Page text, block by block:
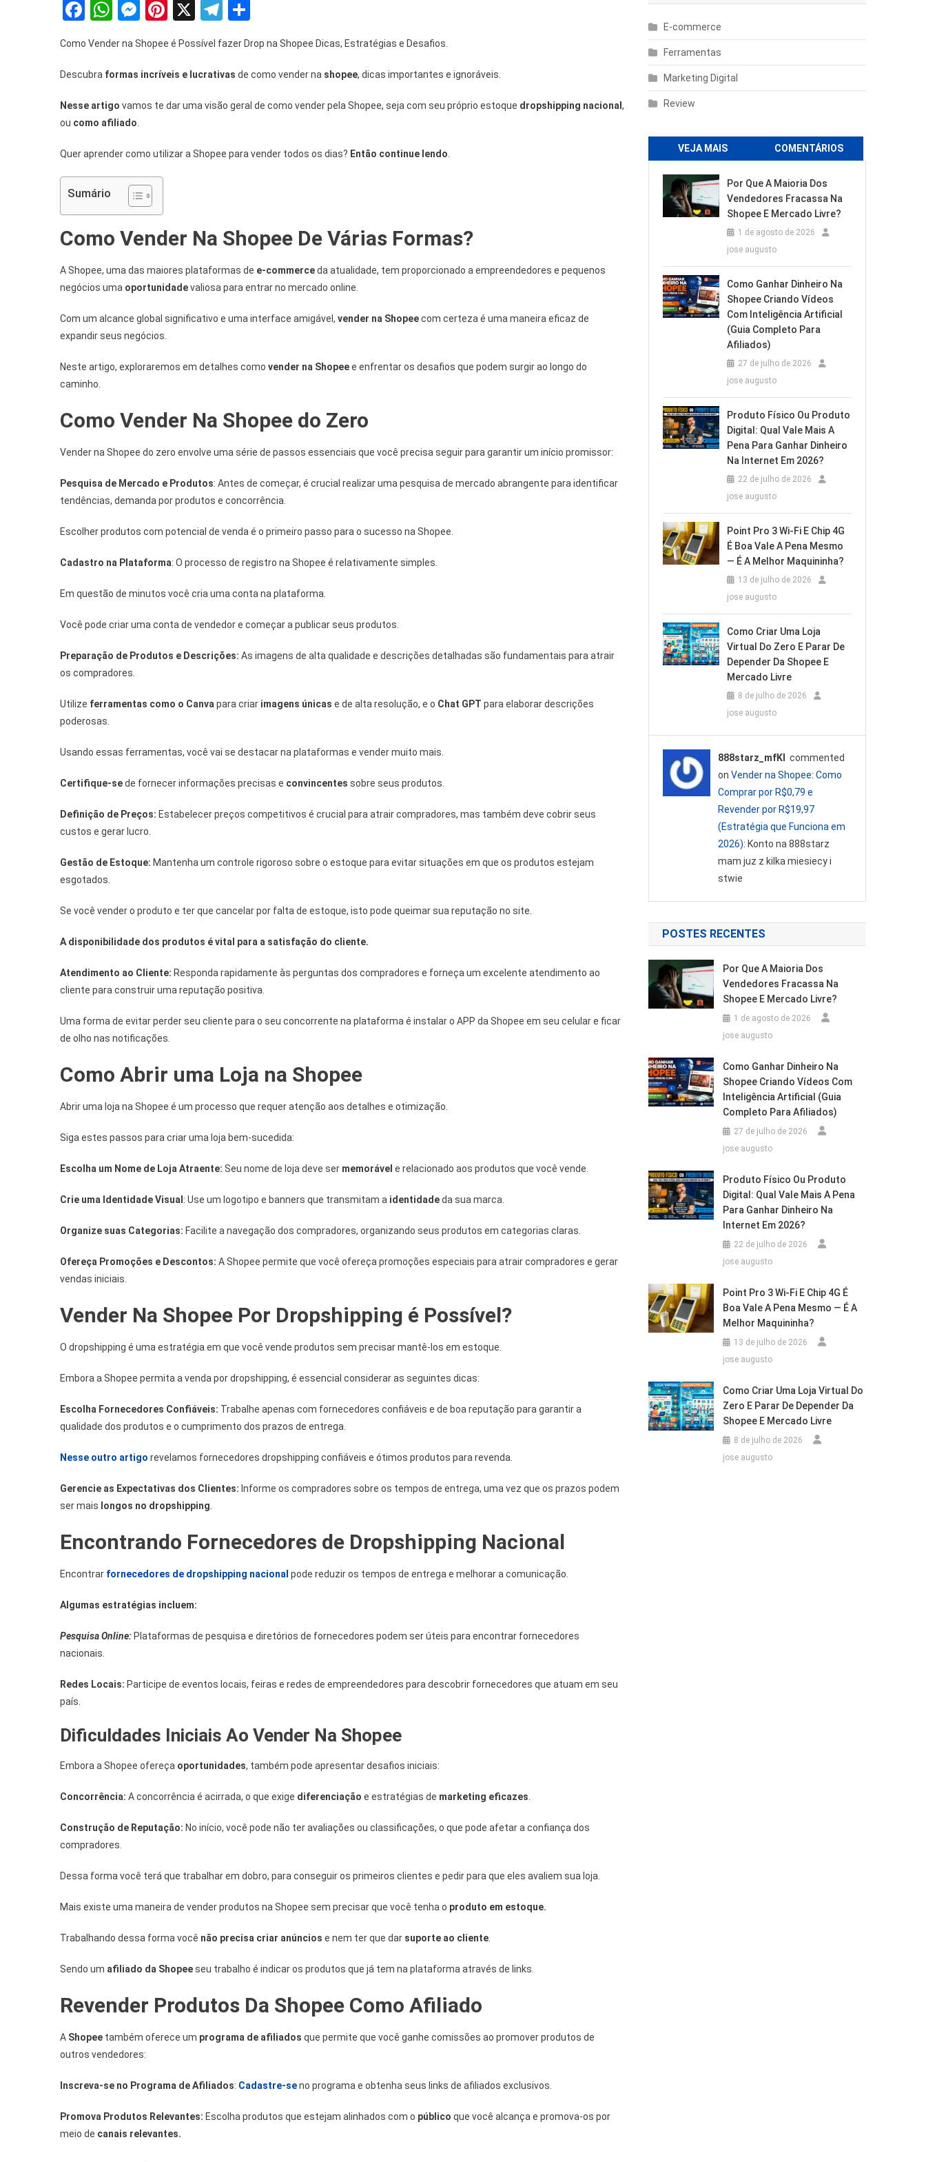
Facebook
WhatsApp
Messenger
Pinterest
X Telegram
Como Vender na Shopee é Possível fazer Drop na Shopee Dicas, Estratégias e Desafios.
Descubra formas incríveis e lucrativas de como vender na shopee, dicas importantes e ignoráveis.
Nesse artigo vamos te dar uma visão geral de como vender pela Shopee, seja com seu próprio estoque dropshipping nacional ,
ou como afiliado
Quer aprender como utilizar a Shopee para vender todos os dias? Então continue lendo
Sumário
Como Vender Na Shopee De Várias Formas?
A Shopee, uma das maiores plataformas de e-commerceda atualidade, tem proporcionado a empreendedores e pequenos
negócios uma oportunidadevaliosa para entrar no mercado online.
Com um alcance global significativo e uma interface amigável, vender na Shopeecom certeza é uma maneira eficaz de
expandir seus negócios.
Neste artigo, exploraremos em detalhes como vender na Shopeee enfrentar os desafios que podem surgir ao longo do
caminho.
Como Vender Na Shopee do Zero
Vender na Shopee do zero envolve uma série de passos essenciais que você precisa seguir para garantir um início promissor:
Pesquisa de Mercado e Produtos: Antes de começar, é crucial realizar uma pesquisa de mercado abrangente para identificar
tendências, demanda por produtos e concorrência.
Escolher produtos com potencial de venda é o primeiro passo para o sucesso na Shopee.
Cadastro na Plataforma: O processo de registro na Shopee é relativamente simples.
Em questão de minutos você cria uma conta na plataforma.
Você pode criar uma conta de vendedor e começar a publicar seus produtos.
Preparação de Produtos e Descrições: As imagens de alta qualidade e descrições detalhadas são fundamentais para atrair
os compradores.
Utilize ferramentas como o Canva para criar imagens únicas e de alta resolução, e o Chat GPT para elaborar descrições
poderosas.
Usando essas ferramentas, você vai se destacar na plataformas e vender muito mais.
Certifique-sede fornecer informações precisas e convincentes sobre seus produtos.
Definição de Preços: Estabelecer preços competitivos é crucial para atrair compradores, mas também deve cobrir seus
custos e gerar lucro.
Gestão de Estoque: Mantenha um controle rigoroso sobre o estoque para evitar situações em que os produtos estejam
esgotados.
Se você vender o produto e ter que cancelar por falta de estoque, isto pode queimar sua reputação no site.
A disponibilidade dos produtos é vital para a satisfação do cliente.
Atendimento ao Cliente: Responda rapidamente às perguntas dos compradores e forneça um excelente atendimento ao
cliente para construir uma reputação positiva.
Uma forma de evitar perder seu cliente para o seu concorrente na plataforma é instalar o APP da Shopee em seu celular e ficar
de olho nas notificações.
Como Abrir uma Loja na Shopee
Abrir uma loja na Shopee é um processo que requer atenção aos detalhes e otimização.
Siga estes passos para criar uma loja bem-sucedida:
Escolha um Nome de Loja Atraente: Seu nome de loja deve ser memorável e relacionado aos produtos que você vende.
Crie uma Identidade Visual : Use um logotipo e banners que transmitam a identidadeda sua marca.
Organize suas Categorias: Facilite a navegação dos compradores, organizando seus produtos em categorias claras.
Ofereça Promoções e Descontos: A Shopee permite que você ofereça promoções especiais para atrair compradores e gerar
vendas iniciais.
Vender Na Shopee Por Dropshipping é Possível?
O dropshipping é uma estratégia em que você vende produtos sem precisar mantê-los em estoque.
Embora a Shopee permita a venda por dropshipping, é essencial considerar as seguintes dicas:
Escolha Fornecedores Confiáveis: Trabalhe apenas com fornecedores confiáveis e de boa reputação para garantir a
qualidade dos produtos e o cumprimento dos prazos de entrega.
Nesse outro artigo revelamos fornecedores dropshipping confiáveis e ótimos produtos para revenda.
Gerencie as Expectativas dos Clientes: Informe os compradores sobre os tempos de entrega, uma vez que os prazos podem
ser mais longos no dropshipping
Encontrando Fornecedores de Dropshipping Nacional
Encontrar fornecedores de dropshipping nacional pode reduzir os tempos de entrega e melhorar a comunicação.
Algumas estratégias incluem:
Pesquisa Online: Plataformas de pesquisa e diretórios de fornecedores podem ser úteis para encontrar fornecedores
nacionais.
Redes Locais: Participe de eventos locais, feiras e redes de empreendedores para descobrir fornecedores que atuam em seu
país.
Dificuldades Iniciais Ao Vender Na Shopee
Embora a Shopee ofereça oportunidades, também pode apresentar desafios iniciais:
Concorrência: A concorrência é acirrada, o que exige diferenciação e estratégias de marketing eficazes
Construção de Reputação: No início, você pode não ter avaliações ou classificações, o que pode afetar a confiança dos
compradores.
Dessa forma você terá que trabalhar em dobro, para conseguir os primeiros clientes e pedir para que eles avaliem sua loja.
Mais existe uma maneira de vender produtos na Shopee sem precisar que você tenha o produto em estoque.
Trabalhando dessa forma você não precisa criar anúncios e nem ter que dar suporte ao cliente
Sendo um afiliado da Shopeeseu trabalho é indicar os produtos que já tem na plataforma através de links.
Revender Produtos Da Shopee Como Afiliado
A Shopee também oferece um programa de afiliados que permite que você ganhe comissões ao promover produtos de
outros vendedores:
Inscreva-se no Programa de Afiliados: Cadastre-seno programa e obtenha seus links de afiliados exclusivos.
Promova Produtos Relevantes: Escolha produtos que estejam alinhados com o público que você alcança e promova-os por
meio de canais relevantes.
E-commerce
Ferramentas
Marketing Digital
Review
VEJA MAIS COMENTÁRIOS
Por Que A Maioria Dos
Vendedores Fracassa Na
Shopee E Mercado Livre?
1 de agosto de 2026
jose augusto
Como Ganhar Dinheiro Na
Shopee Criando Vídeos
Com Inteligência Artificial
(Guia Completo Para
Afiliados)
27 de julho de 2026
jose augusto
Produto Físico Ou Produto
Digital: Qual Vale Mais A
Pena Para Ganhar Dinheiro
Na Internet Em 2026?
22 de julho de 2026
jose augusto
Point Pro 3 Wi‑Fi E Chip 4G
É Boa Vale A Pena Mesmo
— É A Melhor Maquininha?
13 de julho de 2026
jose augusto
Como Criar Uma Loja
Virtual Do Zero E Parar De
Depender Da Shopee E
Mercado Livre
8 de julho de 2026
jose augusto
888starz_mfKl
commented
on Vender na Shopee: Como
Comprar por R$0,79 e
Revender por R$19,97
(Estratégia que Funciona em
2026): Konto na 888starz
mam juz z kilka miesiecy i
stwie
POSTES RECENTES
Por Que A Maioria Dos
Vendedores Fracassa Na
Shopee E Mercado Livre?
1 de agosto de 2026
jose augusto
Como Ganhar Dinheiro Na
Shopee Criando Vídeos Com
Inteligência Artificial (Guia
Completo Para Afiliados)
27 de julho de 2026
jose augusto
Produto Físico Ou Produto
Digital: Qual Vale Mais A Pena
Para Ganhar Dinheiro Na
Internet Em 2026?
22 de julho de 2026
jose augusto
Point Pro 3 Wi‑Fi E Chip 4G É
Boa Vale A Pena Mesmo — É A
Melhor Maquininha?
13 de julho de 2026
jose augusto
Como Criar Uma Loja Virtual Do
Zero E Parar De Depender Da
Shopee E Mercado Livre
8 de julho de 2026
jose augusto